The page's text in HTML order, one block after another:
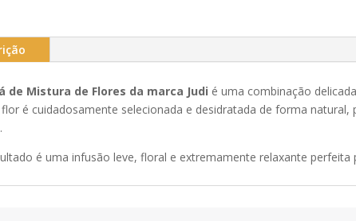
de Mistura de Flores da marca Judi é uma combinação
flor é cuidadosamente selecionada e desidratada de forma
é uma infusão leve, floral e extremamente relaxante